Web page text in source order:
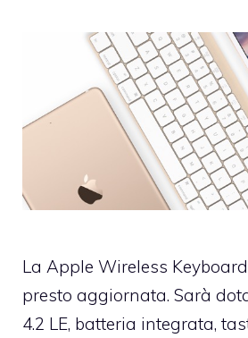
La Apple Wireless
presto aggiornata. Sarà
4.2 LE, batteria integrata,